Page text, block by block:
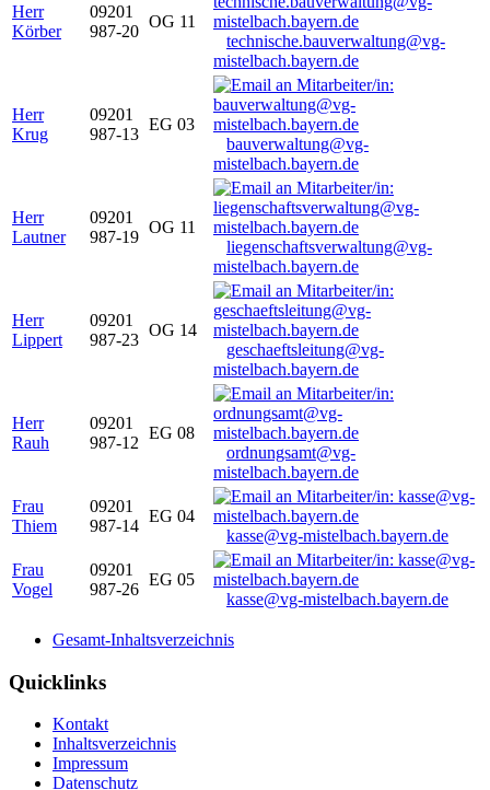
Herr
Körber
09201
987-20
OG 11
technische.bauverwaltung@vg-
mistelbach.bayern.de
Herr
Krug
09201
987-13
EG 03
bauverwaltung@vg-
mistelbach.bayern.de
Herr
Lautner
09201
987-19
OG 11
liegenschaftsverwaltung@vg-
mistelbach.bayern.de
Herr
Lippert
09201
987-23
OG 14
geschaeftsleitung@vg-
mistelbach.bayern.de
Herr
Rauh
09201
987-12
EG 08
ordnungsamt@vg-
mistelbach.bayern.de
Frau
Thiem
09201
987-14
EG 04
kasse@vg-mistelbach.bayern.de
Frau
Vogel
09201
987-26
EG 05
kasse@vg-mistelbach.bayern.de
Gesamt-Inhaltsverzeichnis
Quicklinks
Kontakt
Inhaltsverzeichnis
Impressum
Datenschutz